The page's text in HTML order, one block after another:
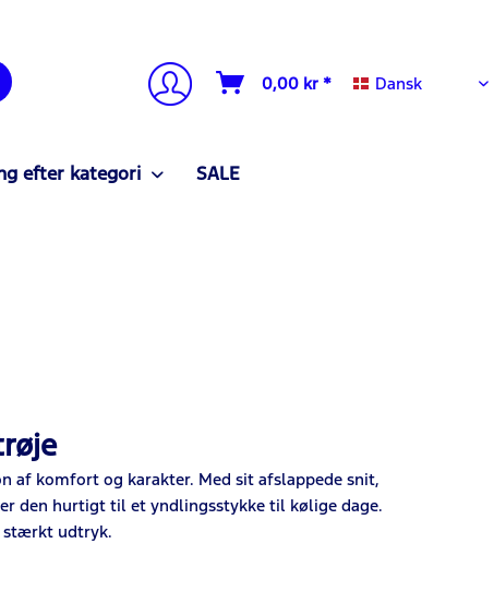
0,00 kr * Dansk
Dansk
efter kategori SALE
af komfort og karakter. Med sit afslappede snit,
den hurtigt til et yndlingsstykke til kølige dage.
stærkt udtryk.